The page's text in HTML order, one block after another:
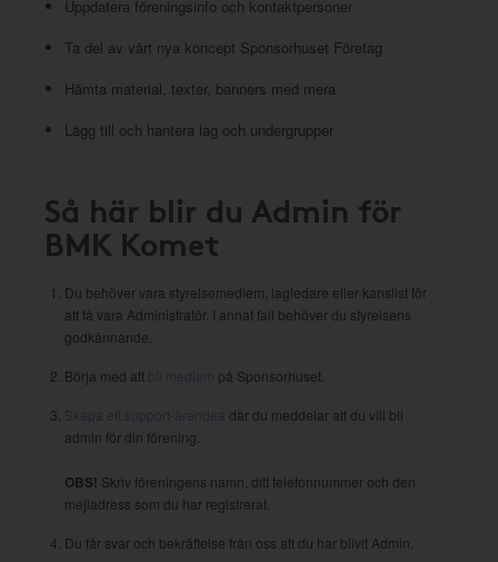
Uppdatera föreningsinfo och kontaktpersoner
Ta del av vårt nya koncept Sponsorhuset Företag
Hämta material, texter, banners med mera
Lägg till och hantera lag och undergrupper
Så här blir du Admin för
BMK Komet
Du behöver vara styrelsemedlem, lagledare eller kanslist för
att få vara Administratör. I annat fall behöver du styrelsens
godkännande.
Börja med att bli medlem på Sponsorhuset.
Skapa ett support-ärendea
där du meddelar att du vill bli
admin för din förening.
OBS! Skriv föreningens namn, ditt telefonnummer och den
mejladress som du har registrerat.
Du får svar och bekräftelse från oss att du har blivit Admin.